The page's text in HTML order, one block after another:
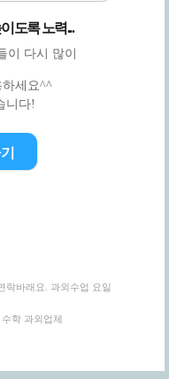
도록 노력...
이 다시 많이
세요^^
니다!
락바래요. 과외수업 요일
학 과외업체